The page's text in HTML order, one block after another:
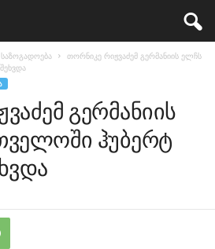
საზოგადოება
თორნიკე რიჟვაძემ გერმანიის ელჩს
გერმანიის
ჰუბერტ